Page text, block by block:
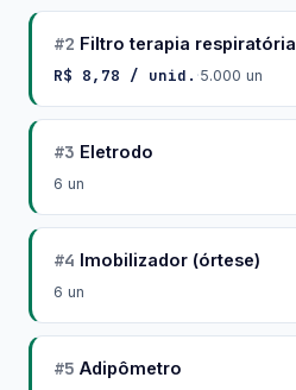
#2 Filtro terapia respiratória
R$ 8,78 / unid. ·5.000 un
#3 Eletrodo
6 un
#4 Imobilizador (órtese)
6 un
#5 Adipômetro